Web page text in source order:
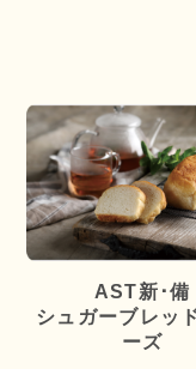
AST新･備
シュガーブレッ
ーズ